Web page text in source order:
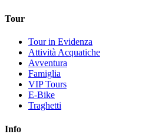
Tour
Tour in Evidenza
Attività Acquatiche
Avventura
Famiglia
VIP Tours
E-Bike
Traghetti
Info